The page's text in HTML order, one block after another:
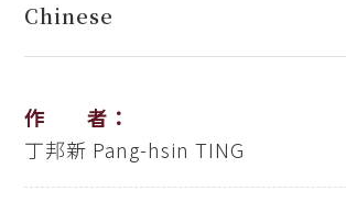
Chinese
作 者：
丁邦新 Pang-hsin TING